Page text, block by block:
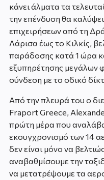
κάνει άλματα τα
την επένδυση θα
επιχειρήσεων από τη
Λάρισα έως το Κιλκίς,
παράδοσης κατά 1 ώρα
εξυπηρέτησης μεγάλων
σύνδεση με το οδικό
Από την πλευρά του ο
Fraport Greece,
πρώτη μέρα που
εκσυγχρονισμό των 14
δεν είναι μόνο να
αναβαθμίσουμε την
να μετατρέψουμε τα